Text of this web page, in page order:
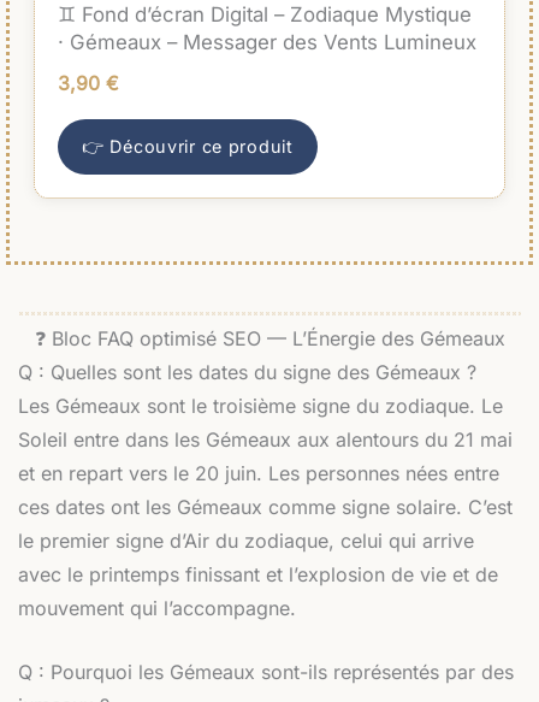
♊ Fond d’écran Digital – Zodiaque Mystique
· Gémeaux – Messager des Vents Lumineux
3,90 €
👉 Découvrir ce produit
❓ Bloc FAQ optimisé SEO — L’Énergie des Gémeaux
Q : Quelles sont les dates du signe des Gémeaux ?
Les Gémeaux sont le troisième signe du zodiaque. Le
Soleil entre dans les Gémeaux aux alentours du 21 mai
et en repart vers le 20 juin. Les personnes nées entre
ces dates ont les Gémeaux comme signe solaire. C’est
le premier signe d’Air du zodiaque, celui qui arrive
avec le printemps finissant et l’explosion de vie et de
mouvement qui l’accompagne.
Q : Pourquoi les Gémeaux sont-ils représentés par des